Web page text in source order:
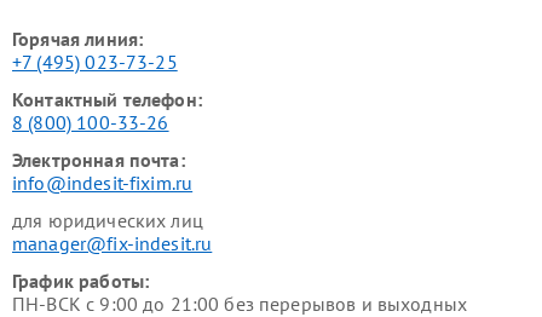
Горячая линия:
+7 (495) 023-73-25
Контактный телефон:
8 (800) 100-33-26
Электронная почта:
info@indesit-fixim.ru
для юридических лиц
manager@fix-indesit.ru
График работы:
ПН-ВСК с 9:00 до 21:00 без перерывов и выходных